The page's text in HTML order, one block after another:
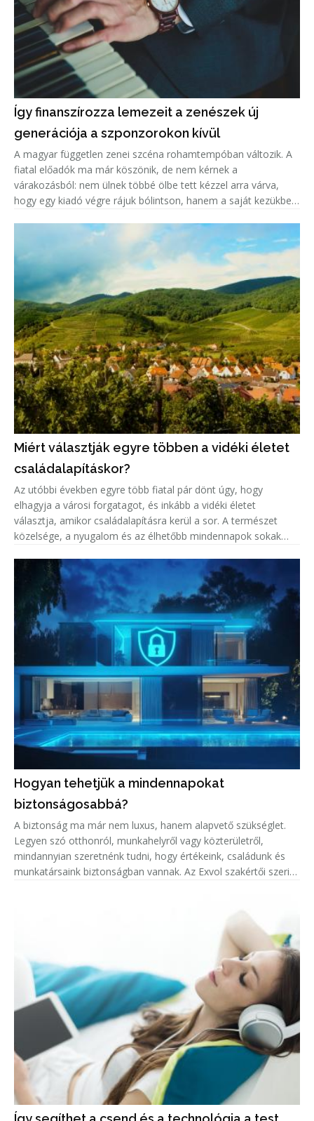
Így finanszírozza lemezeit a zenészek új
generációja a szponzorokon kívül
A magyar független zenei szcéna rohamtempóban változik. A
fiatal előadók ma már köszönik, de nem kérnek a
várakozásból: nem ülnek többé ölbe tett kézzel arra várva,
hogy egy kiadó végre rájuk bólintson, hanem a saját kezükbe
Miért választják egyre többen a vidéki életet
családalapításkor?
Az utóbbi években egyre több fiatal pár dönt úgy, hogy
elhagyja a városi forgatagot, és inkább a vidéki életet
választja, amikor családalapításra kerül a sor. A természet
közelsége, a nyugalom és az élhetőbb mindennapok sokak
gyakran megtalál
Hogyan tehetjük a mindennapokat
biztonságosabbá?
A biztonság ma már nem luxus, hanem alapvető szükséglet.
Legyen szó otthonról, munkahelyről vagy közterületről,
mindannyian szeretnénk tudni, hogy értékeink, családunk és
munkatársaink biztonságban vannak. Az Exvol szakértői szerint